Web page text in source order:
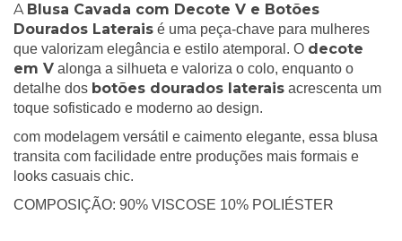
A Blusa Cavada com Decote V e Botões
Dourados Laterais é uma peça-chave para mulheres
que valorizam elegância e estilo atemporal. O decote
em V alonga a silhueta e valoriza o colo, enquanto o
detalhe dos botões dourados laterais acrescenta um
toque sofisticado e moderno ao design.
com modelagem versátil e caimento elegante, essa blusa
transita com facilidade entre produções mais formais e
looks casuais chic.
COMPOSIÇÃO: 90% VISCOSE 10% POLIÉSTER